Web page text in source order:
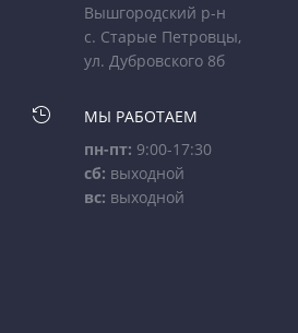
Вышгородский р-н
с. Старые Петровцы,
ул. Дубровского 8б

МЫ РАБОТАЕМ
пн-пт: 9:00-17:30
сб: выходной
вс: выходной